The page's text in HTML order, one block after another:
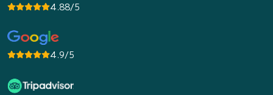
4.88/5
4.9/5